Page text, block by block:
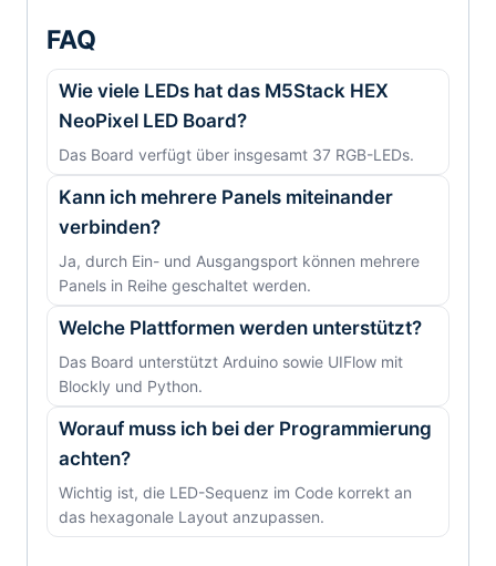
FAQ
Wie viele LEDs hat das M5Stack HEX
NeoPixel LED Board?
Das Board verfügt über insgesamt 37 RGB-LEDs.
Kann ich mehrere Panels miteinander
verbinden?
Ja, durch Ein- und Ausgangsport können mehrere
Panels in Reihe geschaltet werden.
Welche Plattformen werden unterstützt?
Das Board unterstützt Arduino sowie UIFlow mit
Blockly und Python.
Worauf muss ich bei der Programmierung
achten?
Wichtig ist, die LED-Sequenz im Code korrekt an
das hexagonale Layout anzupassen.